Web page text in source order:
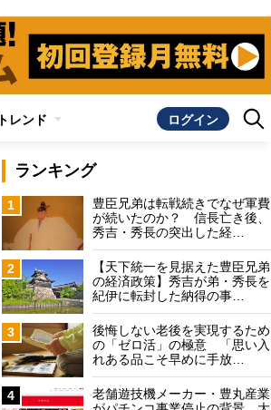
トレンド ログイン
ランキング
1
豊臣兄弟は転戦続きでなぜ軍費
が続いたのか？ 信長亡き後、
秀吉・秀長の突出した経…
2
【天下統一を見据えた豊臣兄弟
の経済政策】秀吉が弟・秀長を
紀伊に転封した納得の事…
3
後悔しない老後を実現するため
の「ゼロ活」の極意 「思い入
れある品こそ早めに手放…
4
老舗遊技機メーカー・豊丸産業